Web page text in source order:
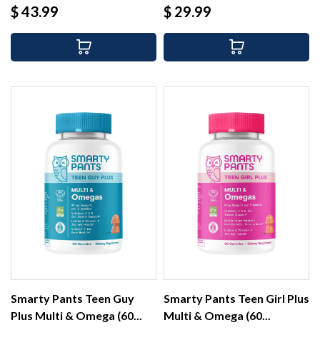
Precio
$ 43.99 Precio
$ 29.99
Smarty Pants Teen Guy
Plus Multi & Omega (60...
Smarty Pants Teen Girl Plus
Multi & Omega (60...